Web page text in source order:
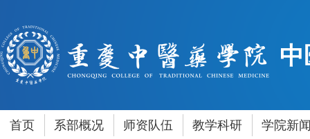
首页 系部概况 师资队伍 教学科研 学院新